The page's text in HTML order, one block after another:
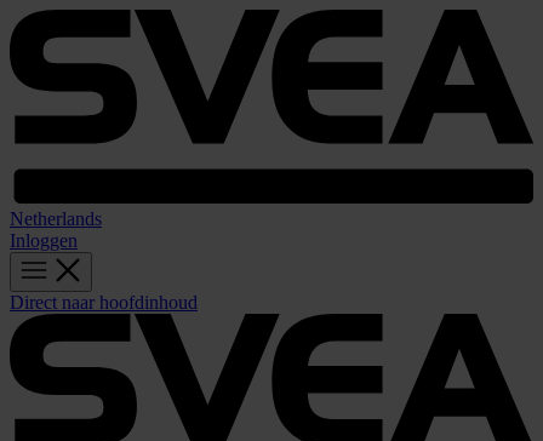
Netherlands
Inloggen
Direct naar hoofdinhoud